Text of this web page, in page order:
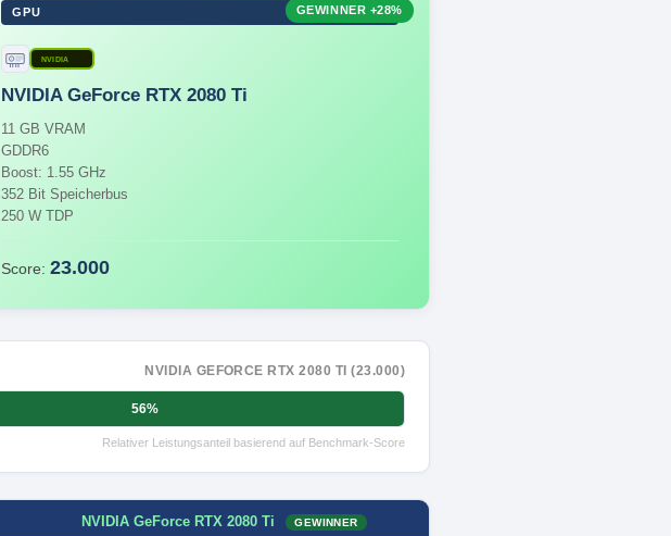
GPU
NVIDIA
NVIDIA GeForce RTX 2080 Ti
11 GB VRAM
GDDR6
Boost: 1.55 GHz
352 Bit Speicherbus
250 W TDP
Score:23.000
GEWINNER +28%
NVIDIA GEFORCE RTX 2080 TI (23.000)
56%
Relativer Leistungsanteil basierend auf Benchmark-Score
NVIDIA GeForce RTX 2080 Ti GEWINNER